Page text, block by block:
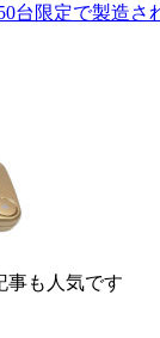
台限定で製造さ